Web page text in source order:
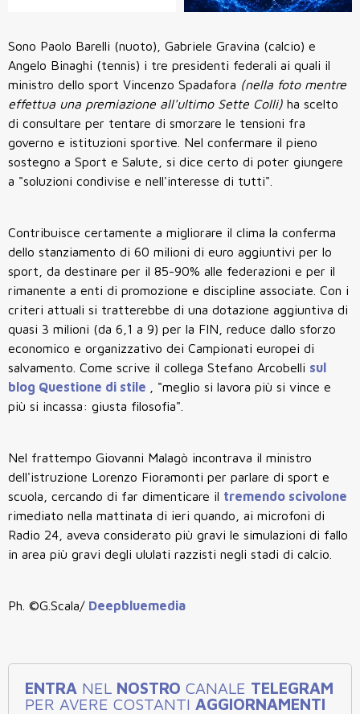
Sono Paolo Barelli (nuoto), Gabriele Gravina (calcio) e
Angelo Binaghi (tennis) i tre presidenti federali ai quali il
ministro dello sport Vincenzo Spadafora (nella foto mentre
effettua una premiazione all'ultimo Sette Colli) ha scelto
di consultare per tentare di smorzare le tensioni fra
governo e istituzioni sportive. Nel confermare il pieno
sostegno a Sport e Salute, si dice certo di poter giungere
a "soluzioni condivise e nell'interesse di tutti".
Contribuisce certamente a migliorare il clima la conferma
dello stanziamento di 60 milioni di euro aggiuntivi per lo
sport, da destinare per il 85-90% alle federazioni e per il
rimanente a enti di promozione e discipline associate. Con i
criteri attuali si tratterebbe di una dotazione aggiuntiva di
quasi 3 milioni (da 6,1 a 9) per la FIN, reduce dallo sforzo
economico e organizzativo dei Campionati europei di
salvamento. Come scrive il collega Stefano Arcobelli sul
blog Questione di stile
, "meglio si lavora più si vince e
più si incassa: giusta filosofia".
Nel frattempo Giovanni Malagò incontrava il ministro
dell'istruzione Lorenzo Fioramonti per parlare di sport e
scuola, cercando di far dimenticare il tremendo scivolone
rimediato nella mattinata di ieri quando, ai microfoni di
Radio 24, aveva considerato più gravi le simulazioni di fallo
in area più gravi degli ululati razzisti negli stadi di calcio.
Ph. ©G.Scala/ Deepbluemedia
ENTRA NEL NOSTRO CANALE TELEGRAM
PER AVERE COSTANTI AGGIORNAMENTI